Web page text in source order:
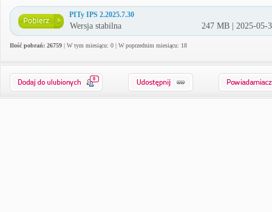
PITy IPS 2.2025.7.30
Wersja stabilna 247 MB | 2025-05-
Ilość pobrań: 26759 | W tym miesiącu: 0 | W poprzednim miesiącu: 18
0